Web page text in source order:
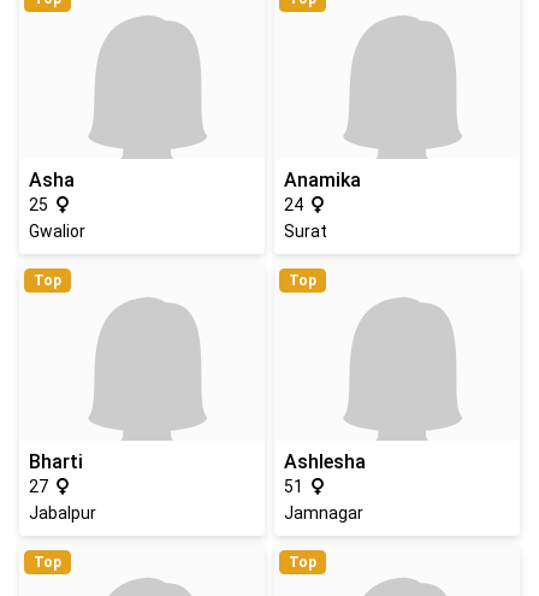
Asha
25
Gwalior
Anamika
24
Surat
Top
Bharti
27
Jabalpur
Top
Ashlesha
51
Jamnagar
Top Top